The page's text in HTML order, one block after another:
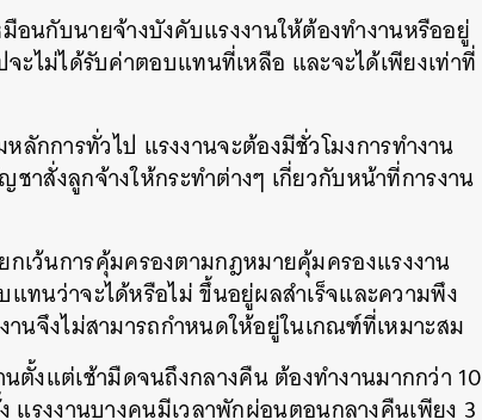
นกับนายจ้างบังคับแรงงานให้ต้องทำงานหรืออยู่
ะไม่ได้รับค่าตอบแทนที่เหลือ และจะได้เพียงเท่าที่
ลักการทั่วไป แรงงานจะต้องมีชั่วโมงการทำงาน
าสั่งลูกจ้างให้กระทำต่างๆ เกี่ยวกับหน้าที่การงาน
เว้นการคุ้มครองตามกฎหมายคุ้มครองแรงงาน
ทนว่าจะได้หรือไม่ ขึ้นอยู่ผลสำเร็จและความพึง
นจึงไม่สามารถกำหนดให้อยู่ในเกณฑ์ที่เหมาะสม
ตั้งแต่เช้ามืดจนถึงกลางคืน ต้องทำงานมากกว่า 10
รงงานบางคนมีเวลาพักผ่อนตอนกลางคืนเพียง 3